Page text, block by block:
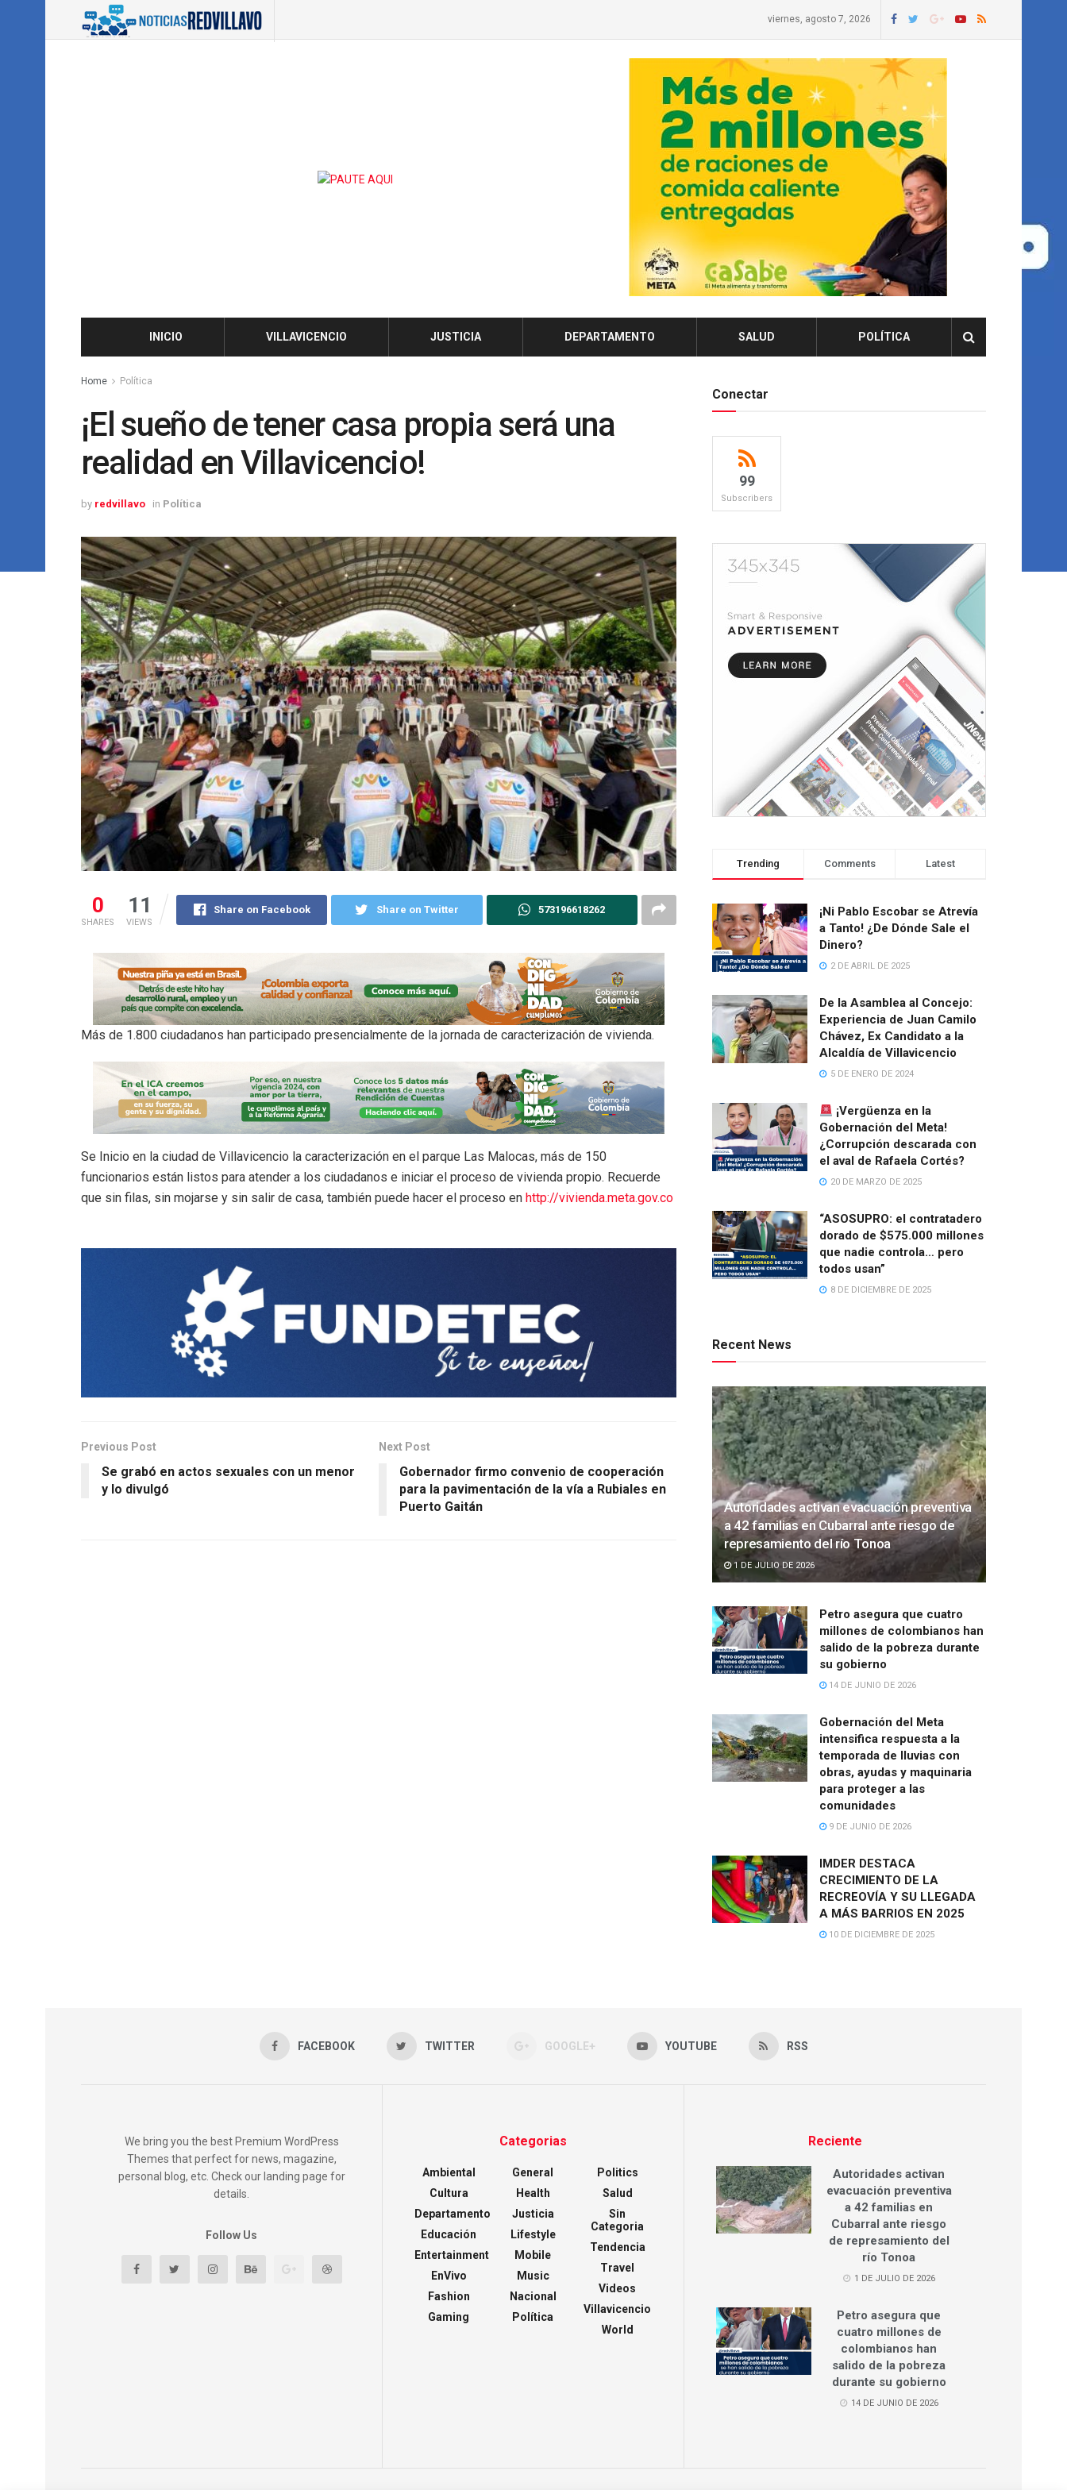
viernes, agosto 7, 2026
INICIO VILLAVICENCIO JUSTICIA DEPARTAMENTO SALUD POLÍTICA
Home Política
¡El sueño de tener casa propia será una
realidad en Villavicencio!
by redvillavo in Política
0
SHARES
11
VIEWS
Share on Facebook Share on Twitter 573196618262
Más de 1.800 ciudadanos han participado presencialmente de la jornada de caracterización de vivienda.
Se Inicio en la ciudad de Villavicencio la caracterización en el parque Las Malocas, más de 150
funcionarios están listos para atender a los ciudadanos e iniciar el proceso de vivienda propio. Recuerde
que sin filas, sin mojarse y sin salir de casa, también puede hacer el proceso en http://vivienda.meta.gov.co
Previous Post
Se grabó en actos sexuales con un menor
y lo divulgó
Next Post
Gobernador firmo convenio de cooperación
para la pavimentación de la vía a Rubiales en
Puerto Gaitán
Conectar
99
Subscribers
Trending Comments Latest
¡Ni Pablo Escobar se Atrevía
a Tanto! ¿De Dónde Sale el
Dinero?
2 DE ABRIL DE 2025
De la Asamblea al Concejo:
Experiencia de Juan Camilo
Chávez, Ex Candidato a la
Alcaldía de Villavicencio
5 DE ENERO DE 2024
¡Vergüenza en la
Gobernación del Meta!
¿Corrupción descarada con
el aval de Rafaela Cortés?
20 DE MARZO DE 2025
“ASOSUPRO: el contratadero
dorado de $575.000 millones
que nadie controla… pero
todos usan”
8 DE DICIEMBRE DE 2025
Recent News
Autoridades activan evacuación preventiva
a 42 familias en Cubarral ante riesgo de
represamiento del río Tonoa
1 DE JULIO DE 2026
Petro asegura que cuatro
millones de colombianos han
salido de la pobreza durante
su gobierno
14 DE JUNIO DE 2026
Gobernación del Meta
intensifica respuesta a la
temporada de lluvias con
obras, ayudas y maquinaria
para proteger a las
comunidades
9 DE JUNIO DE 2026
IMDER DESTACA
CRECIMIENTO DE LA
RECREOVÍA Y SU LLEGADA
A MÁS BARRIOS EN 2025
10 DE DICIEMBRE DE 2025
FACEBOOK TWITTER GOOGLE+ YOUTUBE RSS
We bring you the best Premium WordPress
Themes that perfect for news, magazine,
personal blog, etc. Check our landing page for
details.
Follow Us
Categorias
Ambiental
Cultura
Departamento
Educación
Entertainment
EnVivo
Fashion
Gaming
General
Health
Justicia
Lifestyle
Mobile
Music
Nacional
Política
Politics
Salud
Sin
Categoria
Tendencia
Travel
Videos
Villavicencio
World
Reciente
Autoridades activan
evacuación preventiva
a 42 familias en
Cubarral ante riesgo
de represamiento del
río Tonoa
1 DE JULIO DE 2026
Petro asegura que
cuatro millones de
colombianos han
salido de la pobreza
durante su gobierno
14 DE JUNIO DE 2026